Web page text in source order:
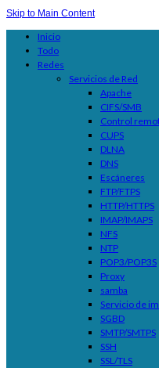
Skip to Main Content
Inicio
Todo
Redes
Servicios de Red
Apache
CIFS/SMB
Control
CUPS
DLNA
DNS
Escáneres
FTP/FTPS
HTTP/HTTPS
IMAP/IMAPS
NFS
NTP
POP3/POP3S
Proxy
samba
Servicio de
SGBD
SMTP/SMTPS
SSH
SSL/TLS